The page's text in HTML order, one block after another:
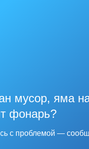
мусор, яма
фонарь?
с проблемой —